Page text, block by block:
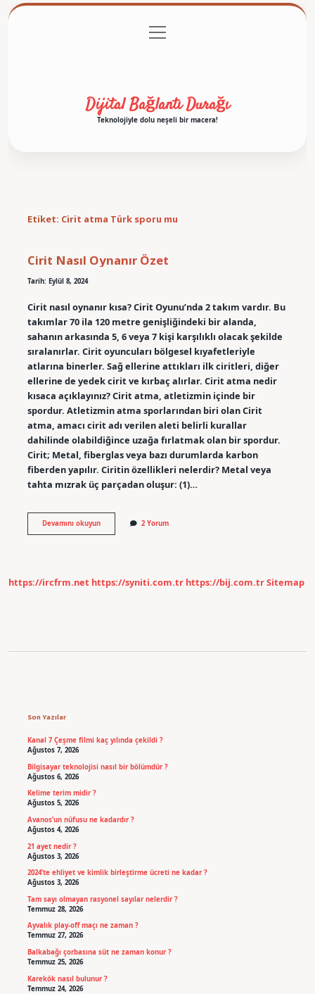
Gizlilik Politikası
menüyü
aç
Dijital Bağlantı Durağı
Teknolojiyle dolu neşeli bir macera!
Etiket: Cirit atma Türk sporu mu
Cirit Nasıl Oynanır Özet
Tarih: Eylül 8, 2024
Cirit nasıl oynanır kısa? Cirit Oyunu’nda 2 takım vardır. Bu
takımlar 70 ila 120 metre genişliğindeki bir alanda,
sahanın arkasında 5, 6 veya 7 kişi karşılıklı olacak şekilde
sıralanırlar. Cirit oyuncuları bölgesel kıyafetleriyle
atlarına binerler. Sağ ellerine attıkları ilk ciritleri, diğer
ellerine de yedek cirit ve kırbaç alırlar. Cirit atma nedir
kısaca açıklayınız? Cirit atma, atletizmin içinde bir
spordur. Atletizmin atma sporlarından biri olan Cirit
atma, amacı cirit adı verilen aleti belirli kurallar
dahilinde olabildiğince uzağa fırlatmak olan bir spordur.
Cirit; Metal, fiberglas veya bazı durumlarda karbon
fiberden yapılır. Ciritin özellikleri nelerdir? Metal veya
tahta mızrak üç parçadan oluşur: (1)…
Devamını okuyunCirit
Nasıl
2 Yorum
https://ircfrm.net https://syniti.com.tr https://bij.com.trSitemap
Son Yazılar
Kanal 7 Çeşme filmi kaç yılında çekildi ?
Ağustos 7, 2026
Bilgisayar teknolojisi nasıl bir bölümdür ?
Ağustos 6, 2026
Kelime terim midir ?
Ağustos 5, 2026
Avanos’un nüfusu ne kadardır ?
Ağustos 4, 2026
21 ayet nedir ?
Ağustos 3, 2026
2024’te ehliyet ve kimlik birleştirme ücreti ne kadar ?
Ağustos 3, 2026
Tam sayı olmayan rasyonel sayılar nelerdir ?
Temmuz 28, 2026
Ayvalık play-off maçı ne zaman ?
Temmuz 27, 2026
Balkabağı çorbasına süt ne zaman konur ?
Temmuz 25, 2026
Karekök nasıl bulunur ?
Temmuz 24, 2026